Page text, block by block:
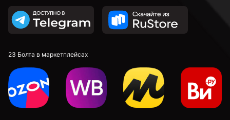
23 Болта в маркетплейсах